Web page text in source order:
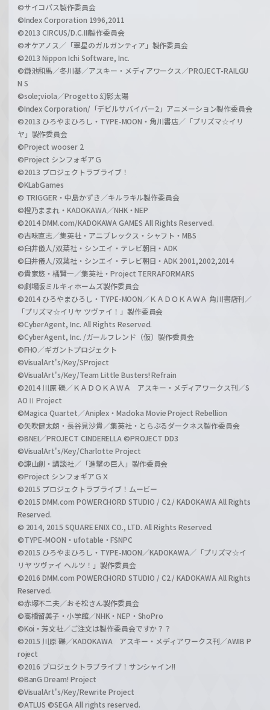
©サイコパス製作委員会
©Index Corporation 1996,2011
©2013 CIRCUS/D.C.III製作委員会
©オケアノス／「翠星のガルガンティア」製作委員会
©2013 Nippon Ichi Software, Inc.
©鎌池和馬／冬川基／アスキー・メディアワークス／PROJECT-RAILGU
N S
©sole;viola／Progetto 幻影太陽
©Index Corporation/「デビルサバイバー2」アニメーション製作委員会
©2013 ひろやまひろし・TYPE-MOON・角川書店／「プリズマ☆イリ
ヤ」製作委員会
©Project wooser 2
©Project シンフォギアＧ
©2013 プロジェクトラブライブ！
©KLabGames
© TRIGGER・中島かずき／キルラキル製作委員会
©橙乃ままれ・KADOKAWA／NHK・NEP
©2014 DMM.com/KADOKAWA GAMES All Rights Reserved.
©古味直志／集英社・アニプレックス・シャフト・MBS
©臼井儀人/双葉社・シンエイ・テレビ朝日・ADK
©臼井儀人/双葉社・シンエイ・テレビ朝日・ADK 2001,2002,2014
©貴家悠・橘賢一／集英社・Project TERRAFORMARS
©劇場版ミルキィホームズ製作委員会
©2014 ひろやまひろし・TYPE-MOON／ＫＡＤＯＫＡＷＡ 角川書店刊／
「プリズマ☆イリヤ ツヴァイ！」製作委員会
©CyberAgent, Inc. All Rights Reserved.
©CyberAgent, Inc. /ガールフレンド（仮）製作委員会
©FHO／ギガントプロジェクト
©VisualArt's/Key/SProject
©VisualArt's/Key/Team Little Busters! Refrain
©2014 川原 礫／ＫＡＤＯＫＡＷＡ アスキー・メディアワークス刊／S
AOⅡ Project
©Magica Quartet／Aniplex・Madoka Movie Project Rebellion
©矢吹健太朗・長谷見沙貴／集英社・とらぶるダークネス製作委員会
©BNEI／PROJECT CINDERELLA ©PROJECT DD3
©VisualArt's/Key/Charlotte Project
©諫山創・講談社／「進撃の巨人」製作委員会
©Project シンフォギアＧＸ
©2015 プロジェクトラブライブ！ムービー
©2015 DMM.com POWERCHORD STUDIO / C2 / KADOKAWA All Rights
Reserved.
© 2014, 2015 SQUARE ENIX CO., LTD. All Rights Reserved.
©TYPE-MOON・ufotable・FSNPC
©2015 ひろやまひろし・TYPE-MOON／KADOKAWA／「プリズマ☆イ
リヤ ツヴァイ ヘルツ！」製作委員会
©2016 DMM.com POWERCHORD STUDIO / C2 / KADOKAWA All Rights
Reserved.
©赤塚不二夫／おそ松さん製作委員会
©高橋留美子・小学館／NHK・NEP・ShoPro
©Koi・芳文社／ご注文は製作委員会ですか？？
©2015 川原 礫／KADOKAWA アスキー・メディアワークス刊／AWIB P
roject
©2016 プロジェクトラブライブ！サンシャイン!!
©BanG Dream! Project
©VisualArt's/Key/Rewrite Project
©ATLUS ©SEGA All rights reserved.